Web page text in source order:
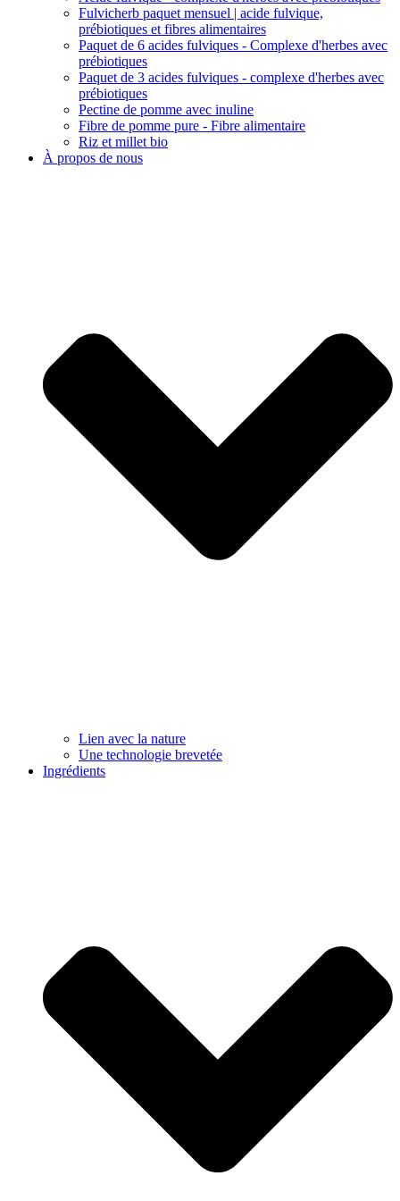
Fulvicherb paquet mensuel | acide fulvique,
prébiotiques et fibres alimentaires
Paquet de 6 acides fulviques - Complexe d'herbes avec
prébiotiques
Paquet de 3 acides fulviques - complexe d'herbes avec
prébiotiques
Pectine de pomme avec inuline
Fibre de pomme pure - Fibre alimentaire
Riz et millet bio
À propos de nous
Lien avec la nature
Une technologie brevetée
Ingrédients